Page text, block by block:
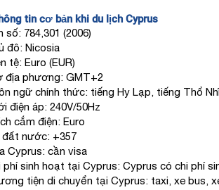
tin cơ bản khi du lịch Cyprus
số: 784,301 (2006)
đô: Nicosia
tệ: Euro (EUR)
địa phương: GMT+2
ngữ chính thức: tiếng Hy Lạp, tiếng Thổ
điện áp: 240V/50Hz
cắm điện: Euro
đất nước: +357
Cyprus: cần visa
phí sinh hoạt tại Cyprus: Cyprus có chi phí
tiện di chuyển tại Cyprus: taxi, xe bus,